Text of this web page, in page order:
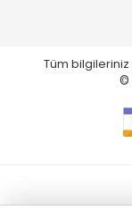
Tüm bilgileriniz
©